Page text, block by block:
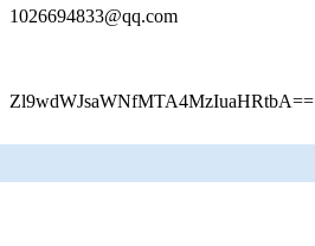
1026694833@qq.com
Zl9wdWJsaWNfMTA4MzIuaHRtbA==